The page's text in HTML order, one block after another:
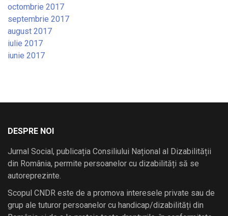
octombrie 2017
septembrie 2017
august 2017
iulie 2017
iunie 2017
DESPRE NOI
Jurnal Social, publicația Consiliului Național al Dizabilității
din România, permite persoanelor cu dizabilități să se
autoreprezinte.
Scopul CNDR este de a promova interesele private sau de
grup ale tuturor persoanelor cu handicap/dizabilități din